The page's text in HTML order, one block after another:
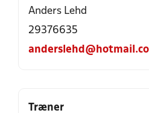
Anders Lehd
29376635
Træner